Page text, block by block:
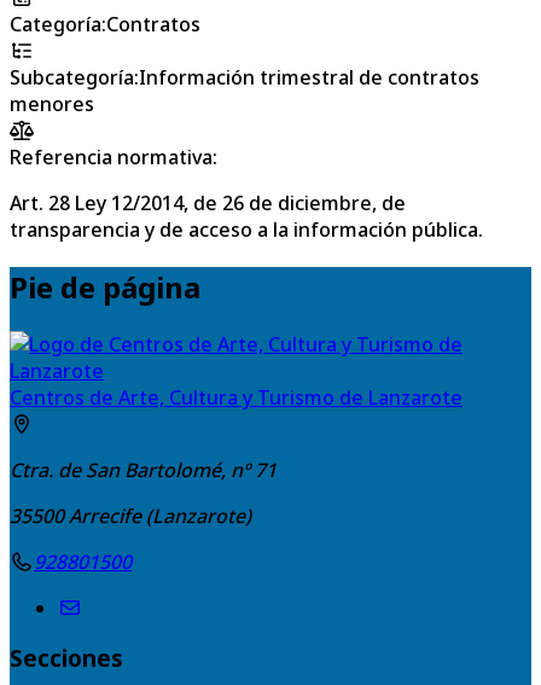
Categoría:Contratos
Subcategoría:Información trimestral de contratos
menores
Referencia normativa:
Art. 28 Ley 12/2014, de 26 de diciembre, de
transparencia y de acceso a la información pública.
Pie de página
Centros de Arte, Cultura y Turismo de Lanzarote
Ctra. de San Bartolomé, nº 71
35500Arrecife (Lanzarote)
928801500
Secciones